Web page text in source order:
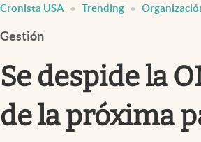
Streaming
PC y mobile
Cronista USA Trending
Gestión
Se despide la
de la próxima